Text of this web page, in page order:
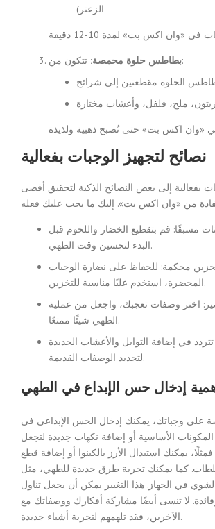
الزعتر)
بطاطس حلوة محمصة:تتكون من:
الحلوة مقطعتين إلى شرائح
ملح، فلفل، وأعشاب مختارة
نصائح لتجهيز الوجبات بفعالية
بفعالية إلى بعض النصائح الذكية لتحقيق أقصى
مسبقًا: قم بتقطيع الخضار واللحوم قبل
البدء لتحسين وقت الطهي.
محكمة: للحفاظ على نضارة الوجبات
المحضرة، استخدم علبًا مناسبة للتخزين.
اختر وصفات تعجبك، واجعل من عملية
الطهي شيئًا ممتعًا.
تتردد في إضافة التوابل والأعشاب الجديدة
لتجديد الوصفات القديمة.
إدخال حس الإبداع في الطهي
على وجباتك، يمكنك إدخال الحس الإبداعي في
الأساسية أو إضافة نكهات جديدة لتجعل
يمكنك استبدال الأرز بالكينوا أو إضافة قطع
كما يمكنك تجربة طرق جديدة للطهي، مثل
في الجهاز. هذا التغيير يمكن أن يجعل تناول
لا تنسى أيضًا مشاركة أفكارك ووصفاتك مع
الآخرين، فقد تلهمهم لتجربة أشياء جديدة.